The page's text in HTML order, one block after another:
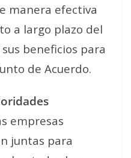
manera efectiva
a largo plazo del
beneficios para
de Acuerdo.
empresas
juntas para